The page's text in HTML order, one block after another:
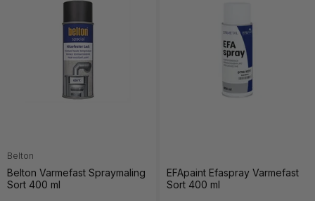
Belton
Belton Varmefast Spraymaling
Sort 400 ml
EFApaint Efaspray Varmefast
Sort 400 ml